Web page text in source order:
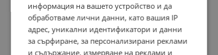
информация на вашето устройство и да
обработваме лични данни, като вашия IP
адрес, уникални идентификатори и данни
за сърфиране, за персонализирани реклами
и съдържание, измерване на реклами и